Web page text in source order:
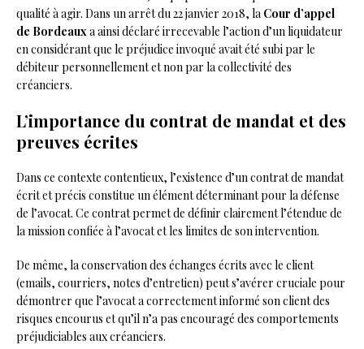
qualité à agir. Dans un arrêt du 22 janvier 2018, la Cour d’appel
de Bordeaux a ainsi déclaré irrecevable l’action d’un liquidateur
en considérant que le préjudice invoqué avait été subi par le
débiteur personnellement et non par la collectivité des
créanciers.
L’importance du contrat de mandat et des
preuves écrites
Dans ce contexte contentieux, l’existence d’un contrat de mandat
écrit et précis constitue un élément déterminant pour la défense
de l’avocat. Ce contrat permet de définir clairement l’étendue de
la mission confiée à l’avocat et les limites de son intervention.
De même, la conservation des échanges écrits avec le client
(emails, courriers, notes d’entretien) peut s’avérer cruciale pour
démontrer que l’avocat a correctement informé son client des
risques encourus et qu’il n’a pas encouragé des comportements
préjudiciables aux créanciers.